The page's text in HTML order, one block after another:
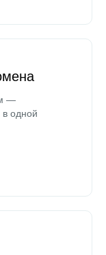
—
одной